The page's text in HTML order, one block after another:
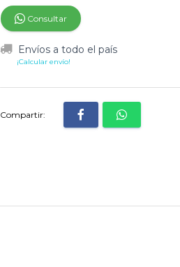
Consultar
Envíos a todo el país
¡Calcular envío!
Compartir: